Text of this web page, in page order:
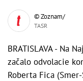
© Zoznam/
TASR
BRATISLAVA - Na
začalo odvolacie
Roberta Fica